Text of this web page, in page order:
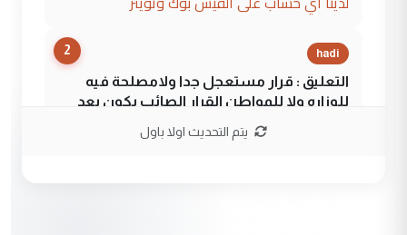
2 hadi
التعليق : قرار مستعجل جدا ولامصلحة فيه
للوزاره ولا للمواطن القرار الصائب يكون بعد
يتم التحديث اولا باول